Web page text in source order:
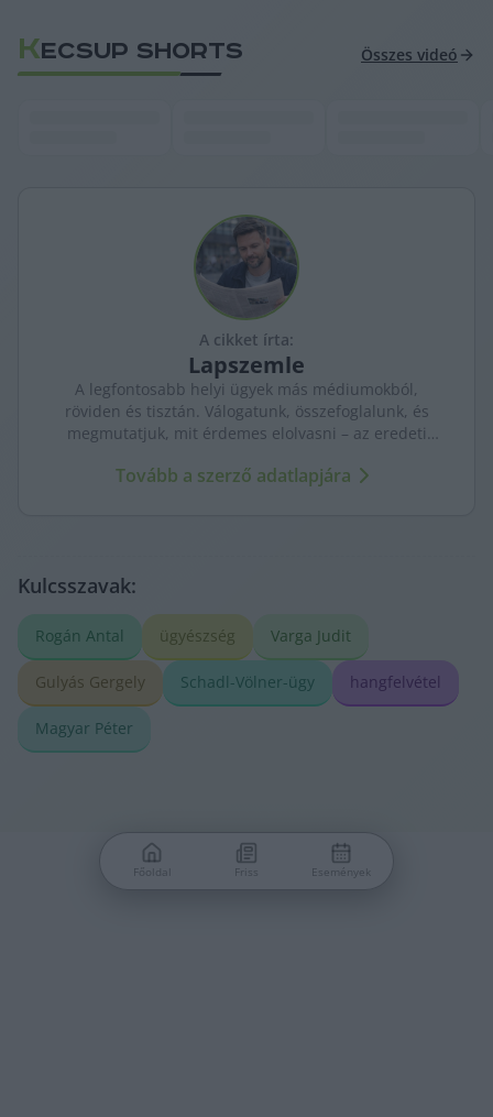
KECSUP SHORTS Összes videó
A cikket írta:
Lapszemle
A legfontosabb helyi ügyek más médiumokból,
röviden és tisztán. Válogatunk, összefoglalunk, és
megmutatjuk, mit érdemes elolvasni – az eredeti
Tovább a szerző adatlapjára
Kulcsszavak:
Rogán Antal ügyészség Varga Judit
Gulyás Gergely Schadl-Völner-ügy hangfelvétel
Magyar Péter
Főoldal Friss Események